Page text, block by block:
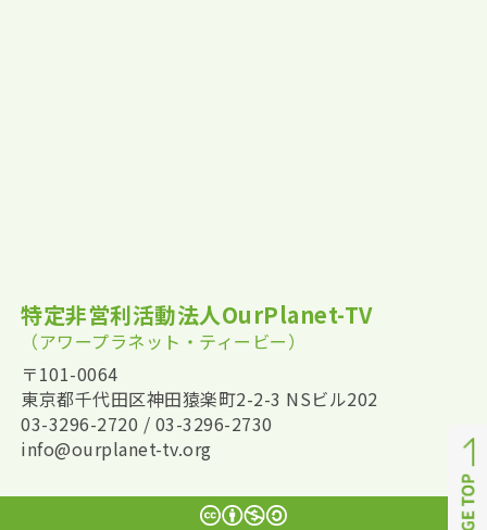
特定非営利活動法人OurPlanet-TV
（アワープラネット・ティービー）
〒101-0064
東京都千代田区神田猿楽町2-2-3 NSビル202
03-3296-2720 / 03-3296-2730
info@ourplanet-tv.org